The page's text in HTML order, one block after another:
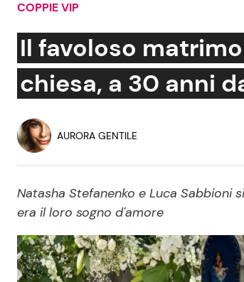
Social News
News dal mondo
COPPIE VIP
Il favoloso
chiesa, a 30 anni
AURORA GENTILE
Natasha Stefanenko e Luca Sabbioni
era il loro sogno d'amore